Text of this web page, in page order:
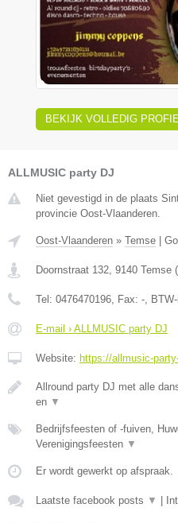
BEKIJK VOLLEDIG
ALLMUSIC party DJ
Niet gevestigd in de plaats
provincie Oost-Vlaanderen.
Oost-Vlaanderen » Temse
Doornstraat 132, 9140 Temse (
Tel: 0476470196, Fax: -,
E-mail › ALLMUSIC party DJ
Website: https://allmusic-
Allround party DJ met alle
en ▼
Bedrijfsfeesten of -fuiven,
Verenigingsfeesten ▼
Er wordt gewerkt op afspraak.
Laatste facebook posts ▼